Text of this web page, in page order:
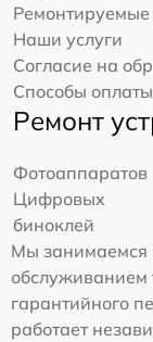
Наши услуги
Согласие на
Способы оплаты
Ремонт
Фотоаппаратов
Цифровых
биноклей
Мы занимаемся
обслуживанием
гарантийного
работает